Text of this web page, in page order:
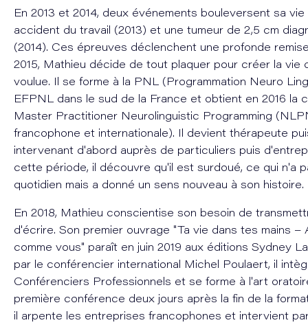
En 2013 et 2014, deux événements bouleversent sa vie
accident du travail (2013) et une tumeur de 2,5 cm
(2014). Ces épreuves déclenchent une profonde
2015, Mathieu décide de tout plaquer pour créer la vie
voulue. Il se forme à la PNL (Programmation Neuro
EFPNL dans le sud de la France et obtient en 2016 la
Master Practitioner Neurolinguistic Programming
francophone et internationale). Il devient thérapeute
intervenant d'abord auprès de particuliers puis
cette période, il découvre qu'il est surdoué, ce qui n'a
quotidien mais a donné un sens nouveau à son histoire.
En 2018, Mathieu conscientise son besoin de
d'écrire. Son premier ouvrage "Ta vie dans tes mains –
comme vous" paraît en juin 2019 aux éditions Sydney
par le conférencier international Michel Poulaert, il
Conférenciers Professionnels et se forme à l'art
première conférence deux jours après la fin de la
il arpente les entreprises francophones et intervient